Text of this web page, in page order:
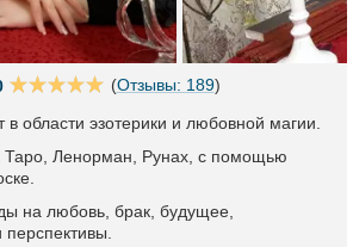
(Отзывы: 189)
в области эзотерики и любовной магии.
Таро, Ленорман, Рунах, с помощью
на любовь, брак, будущее,